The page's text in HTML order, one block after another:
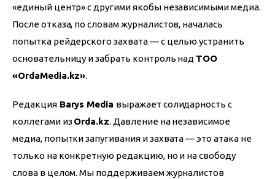
«единый центр» с другими якобы независимыми медиа.
После отказа, по словам журналистов, началась
попытка рейдерского захвата — с целью устранить
основательницу и забрать контроль над ТОО
«OrdaMedia.kz».
Редакция Barys Media выражает солидарность с
коллегами из Orda.kz. Давление на независимое
медиа, попытки запугивания и захвата — это атака не
только на конкретную редакцию, но и на свободу
слова в целом. Мы поддерживаем журналистов